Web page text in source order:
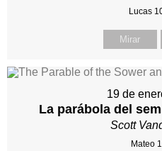
Lucas
Mirar
19 de
La parábola del
Scott
Mateo